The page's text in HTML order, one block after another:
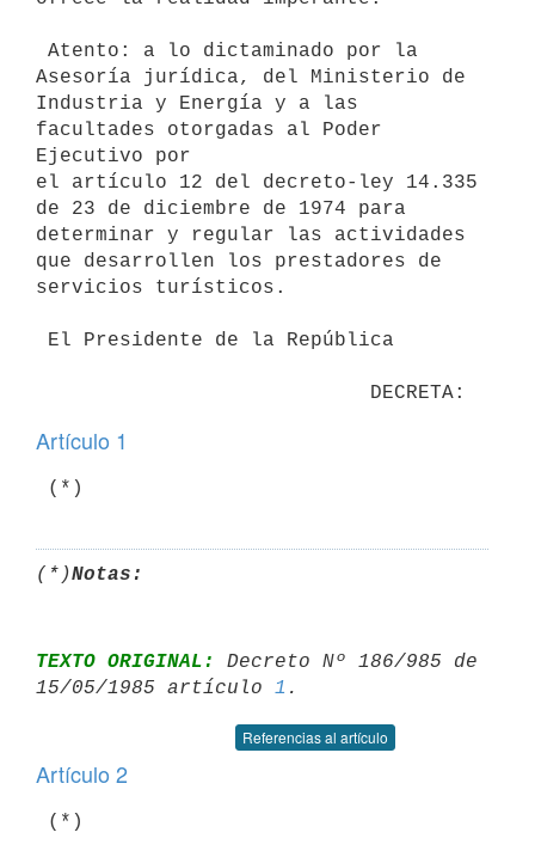
Asesoría jurídica, del Ministerio de
Industria y Energía y a las
facultades otorgadas al Poder
Ejecutivo por
el artículo 12 del decreto-ley 14.335
de 23 de diciembre de 1974 para
determinar y regular las actividades
que desarrollen los prestadores de
servicios turísticos.
Artículo 1
(*)Notas:
TEXTO ORIGINAL:
Decreto Nº 186/985 de
15/05/1985 artículo 1
Referencias al artículo
Artículo 2